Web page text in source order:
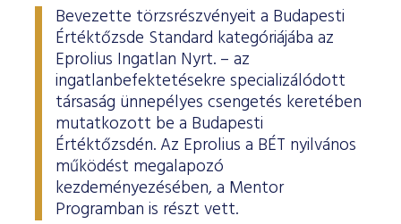
Bevezette törzsrészvényeit a Budapesti
Értéktőzsde Standard kategóriájába az
Eprolius Ingatlan Nyrt. – az
ingatlanbefektetésekre specializálódott
társaság ünnepélyes csengetés keretében
mutatkozott be a Budapesti
Értéktőzsdén. Az Eprolius a BÉT nyilvános
működést megalapozó
kezdeményezésében, a Mentor
Programban is részt vett.